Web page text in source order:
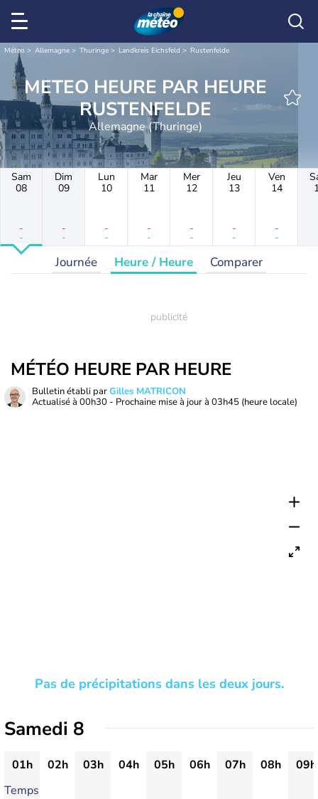
Météo Allemagne Thuringe Landkreis Eichsfeld Rustenfelde
METEO HEURE PAR HEURE
RUSTENFELDE
Allemagne (Thuringe)
Sam
08
-
-
Dim
09
-
-
Lun
10
-
-
Mar
11
-
-
Mer
12
-
-
Jeu
13
-
-
Ven
14
-
-
Journée Heure / Heure Comparer
MÉTÉO HEURE PAR HEURE
Bulletin établi parGilles MATRICON
Actualisé à 00h30 - Prochaine mise à jour à 03h45 (heure locale)
Pas de précipitations dans les deux jours.
Samedi 8
01h 02h 03h 04h 05h 06h 07h 08h
09h
Temps